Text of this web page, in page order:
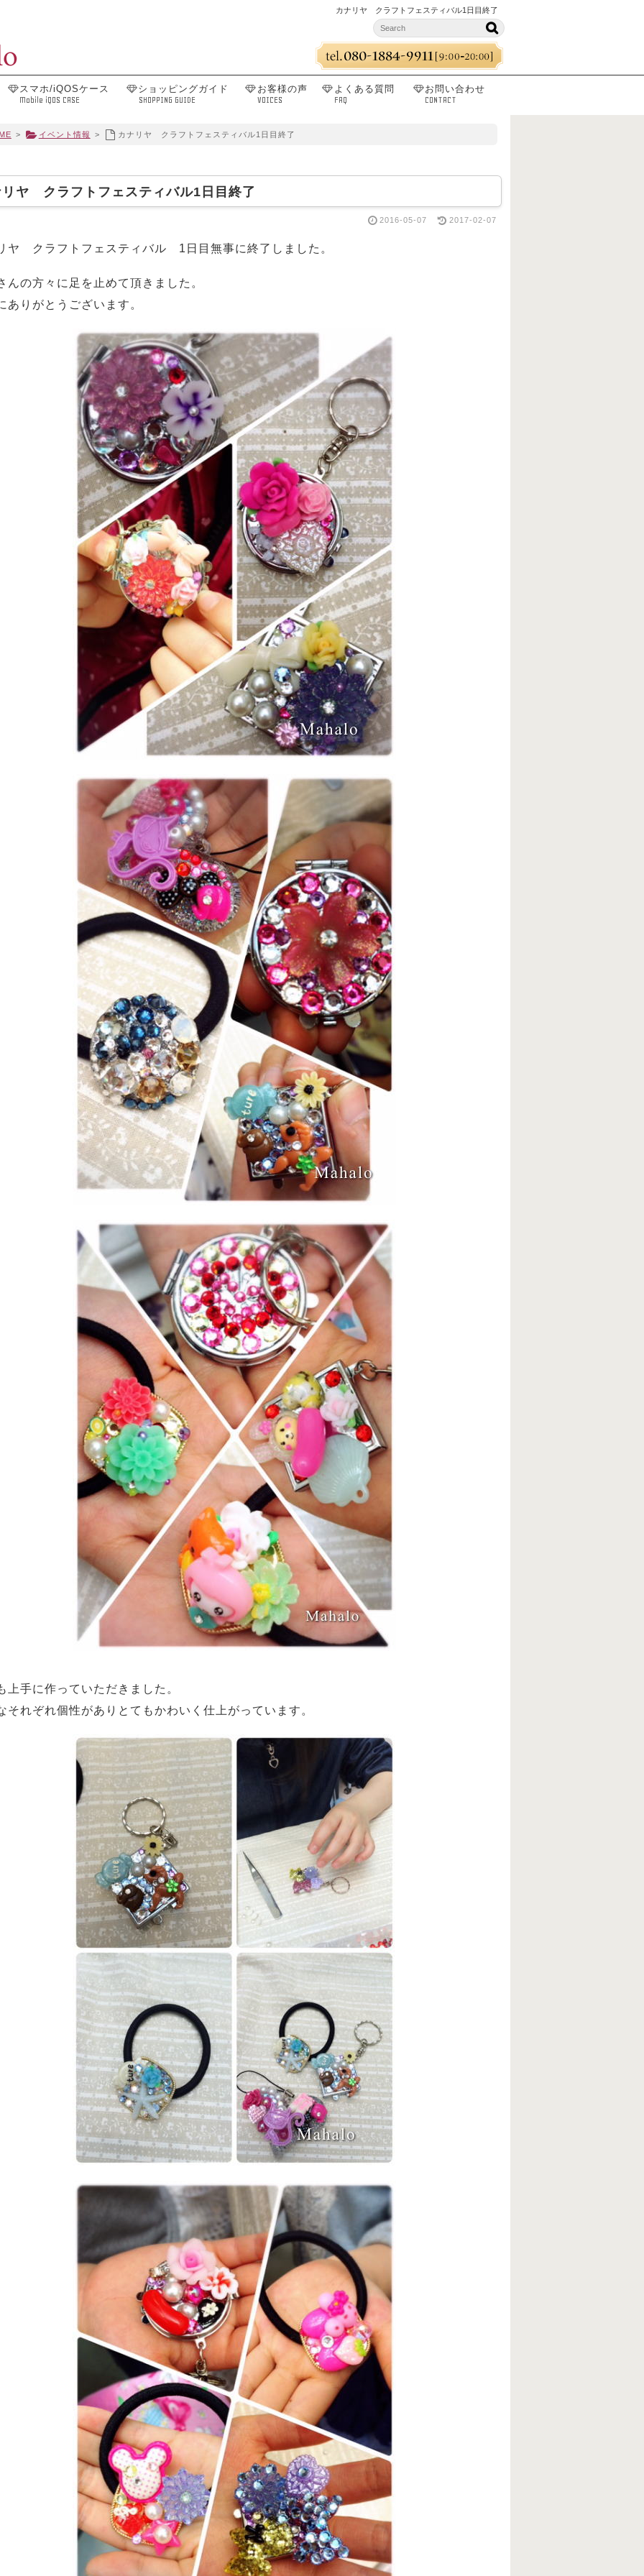
カナリヤ クラフトフェスティバル1日目終了
スマホ/iQOSケース
Mobile iQOS CASE
ショッピングガイド
SHOPPING GUIDE
お客様の声
VOICES
よくある質問
FAQ
お問い合わせ
CONTACT
> イベント情報 > カナリヤ クラフトフェスティバル1日目終了
リヤ クラフトフェスティバル1日目終了
2016-05-07 2017-02-07
ヤ クラフトフェスティバル 1日目無事に終了しました。
んの方々に足を止めて頂きました。
ありがとうございます。
上手に作っていただきました。
それぞれ個性がありとてもかわいく仕上がっています。